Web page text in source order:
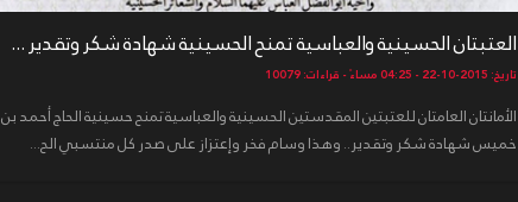
العتبتان الحسينية والعباسية تمنح الحسينية شهادة شكر وتقدير ...
تاريخ: 2015-10-22 - 04:25 مساءً - قراءات: 10079
الأمانتان العامتان للعتبتين المقدستين الحسينية والعباسية تمنح حسينية الحاج أحمد بن
خميس شهادة شكر وتقدير.. وهذا وسام فخر وإعتزاز على صدر كل منتسبي الح...